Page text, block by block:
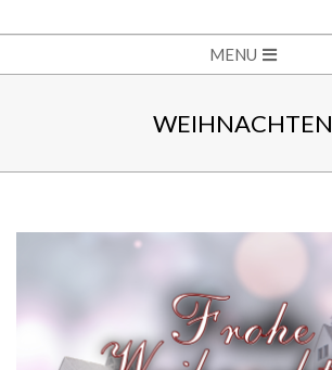
Navigation
MENU
WEIHNACHTEN